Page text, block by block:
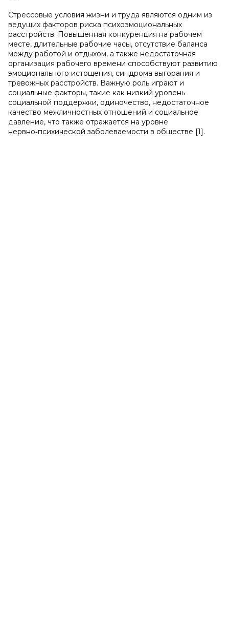
Стрессовые условия жизни и труда являются одним из
ведущих факторов риска психоэмоциональных
расстройств. Повышенная конкуренция на рабочем
месте, длительные рабочие часы, отсутствие баланса
между работой и отдыхом, а также недостаточная
организация рабочего времени способствуют развитию
эмоционального истощения, синдрома выгорания и
тревожных расстройств. Важную роль играют и
социальные факторы, такие как низкий уровень
социальной поддержки, одиночество, недостаточное
качество межличностных отношений и социальное
давление, что также отражается на уровне
нервно‑психической заболеваемости в обществе [1].